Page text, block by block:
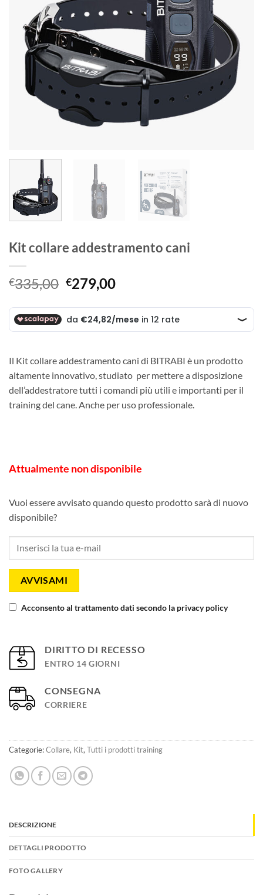
Kit collare addestramento cani
€335,00 Il
prezzo
originale
era:
€279,00Il
attuale
è:
Il Kit collare addestramento cani di BITRABI è un prodotto
altamente innovativo, studiato per mettere a disposizione
dell’addestratore tutti i comandi più utili e importanti per il
training del cane. Anche per uso professionale.
Attualmente non disponibile
Vuoi essere avvisato quando questo prodotto sarà di nuovo
disponibile?
AVVISAMI
Acconsento al trattamento dati secondo la privacy policy
DIRITTO DI RECESSO
ENTRO 14 GIORNI
CONSEGNA
CORRIERE
Categorie:Collare, Kit, Tutti i prodotti training
DESCRIZIONE
DETTAGLI PRODOTTO
FOTO GALLERY